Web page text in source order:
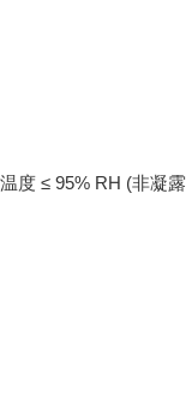
度 ≤ 95% RH (非凝